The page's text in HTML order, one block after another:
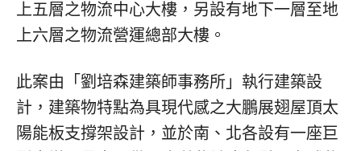
上五層之物流中心大樓，另設有地下一層至地
上六層之物流營運總部大樓。
此案由「劉培森建築師事務所」執行建築設
計，建築物特點為具現代感之大鵬展翅屋頂太
陽能板支撐架設計，並於南、北各設有一座巨